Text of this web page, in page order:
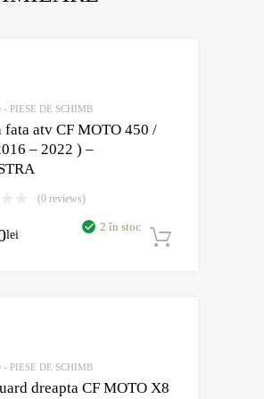
- PIESE DE SCHIMB
fata atv CF MOTO 450 /
– 2022 ) –
(0 reviews)
lei
2 în stoc
- PIESE DE SCHIMB
dreapta CF MOTO X8